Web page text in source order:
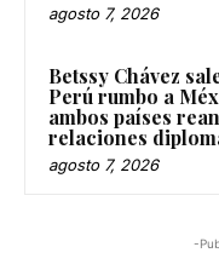
agosto 7, 2026
Betssy Chávez
Perú rumbo a
ambos países
relaciones
agosto 7, 2026
-